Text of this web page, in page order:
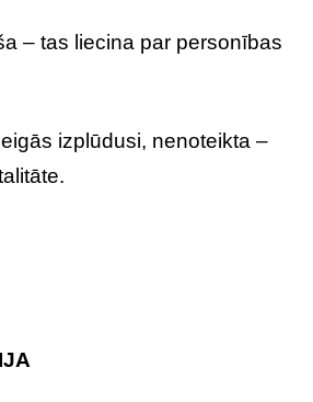
– tas liecina par personības
izplūdusi, nenoteikta –